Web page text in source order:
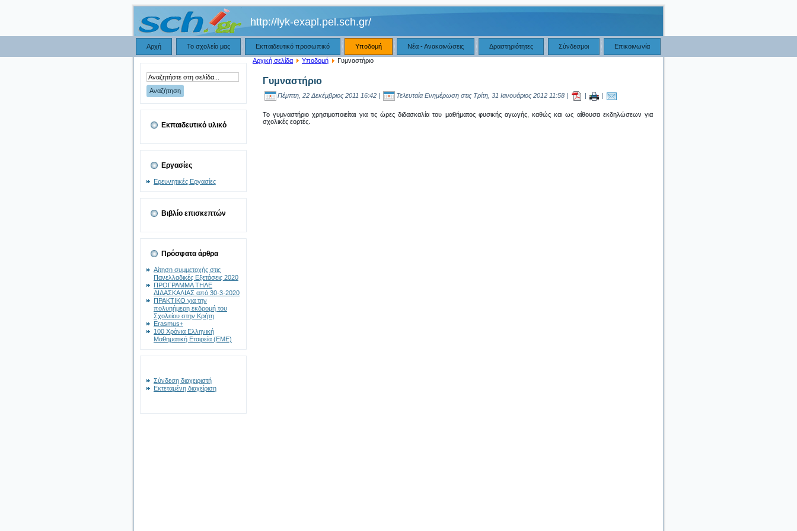
http://lyk-exapl.pel.sch.gr/
Αρχή Το σχολείο μας Εκπαιδευτικό προσωπικό Υποδομή Νέα - Ανακοινώσεις Δραστηριότητες Σύνδεσμοι Επικοινωνία
Εκπαιδευτικό υλικό
Εργασίες
Ερευνητικές Εργασίες
Βιβλίο επισκεπτών
Πρόσφατα άρθρα
Αίτηση συμμετοχής στις
Πανελλαδικές Εξετάσεις 2020
ΠΡΟΓΡΑΜΜΑ ΤΗΛΕ
ΔΙΔΑΣΚΑΛΙΑΣ από 30-3-2020
ΠΡΑΚΤΙΚΟ για την
πολυηήμερη εκδρομή του
Σχολείου στην Κρήτη
Erasmus+
100 Χρόνια Ελληνική
Μαθηματική Εταιρεία (ΕΜΕ)
Σύνδεση διαχειριστή
Εκτεταμένη διαχείριση
Αρχική σελίδα Υποδομή Γυμναστήριο
Γυμναστήριο
Πέμπτη, 22 Δεκέμβριος 2011 16:42 | Τελευταία Ενημέρωση στις Τρίτη, 31 Ιανουάριος 2012 11:58 | | |
Το γυμναστήριο χρησιμοποιείται για τις ώρες διδασκαλία του μαθήματος φυσικής αγωγής, καθώς και ως αίθουσα εκδηλώσεων για
σχολικές εορτές.